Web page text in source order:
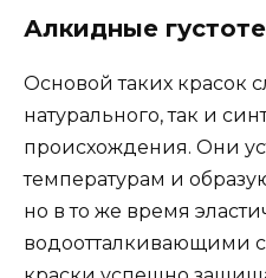
Алкидные
Основой таких красок
натурального, так и
происхождения. Они
температурам и
но в то же время
водоотталкивающими